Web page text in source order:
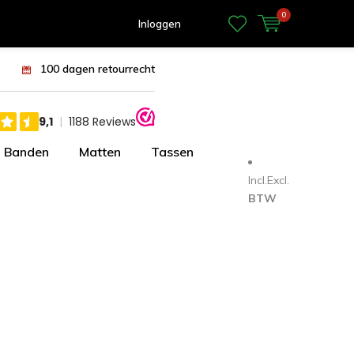
Inloggen
0
100 dagen retourrecht
Banden Matten Tassen
Incl.Excl.
BTW